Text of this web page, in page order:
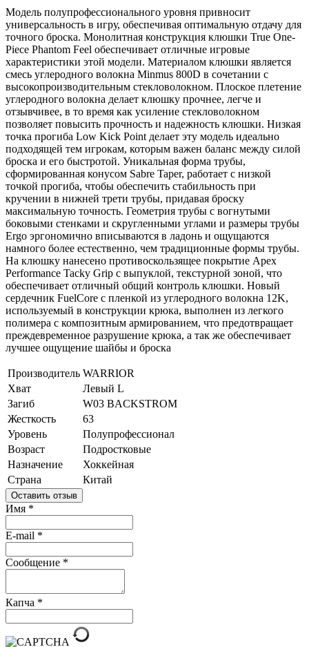
Модель полупрофессионального уровня привносит
универсальность в игру, обеспечивая оптимальную отдачу для
точного броска. Монолитная конструкция клюшки True One-
Piece Phantom Feel обеспечивает отличные игровые
характеристики этой модели. Материалом клюшки является
смесь углеродного волокна Minmus 800D в сочетании с
высокопроизводительным стекловолокном. Плоское плетение
углеродного волокна делает клюшку прочнее, легче и
отзывчивее, в то время как усиление стекловолокном
позволяет повысить прочность и надежность клюшки. Низкая
точка прогиба Low Kick Point делает эту модель идеально
подходящей тем игрокам, которым важен баланс между силой
броска и его быстротой. Уникальная форма трубы,
сформированная конусом Sabre Taper, работает с низкой
точкой прогиба, чтобы обеспечить стабильность при
кручении в нижней трети трубы, придавая броску
максимальную точность. Геометрия трубы с вогнутыми
боковыми стенками и скругленными углами и размеры трубы
Ergo эргономично вписываются в ладонь и ощущаются
намного более естественно, чем традиционные формы трубы.
На клюшку нанесено противоскользящее покрытие Apex
Performance Tacky Grip с выпуклой, текстурной зоной, что
обеспечивает отличный общий контроль клюшки. Новый
сердечник FuelCore с пленкой из углеродного волокна 12K,
используемый в конструкции крюка, выполнен из легкого
полимера с композитным армированием, что предотвращает
преждевременное разрушение крюка, а так же обеспечивает
лучшее ощущение шайбы и броска
Производитель WARRIOR
Хват
Левый L
Загиб
W03 BACKSTROM
Жесткость
63
Уровень
Полупрофессионал
Возраст
Подростковые
Назначение
Хоккейная
Страна
Китай
Оставить отзыв
Имя *
E-mail *
Сообщение *
Капча *